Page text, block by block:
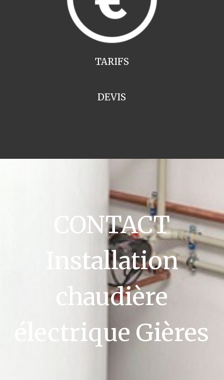
TARIFS
DEVIS
CONTACT
Installation
chaudière
électrique Gières